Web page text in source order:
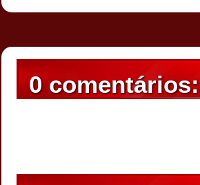
0 comentários: